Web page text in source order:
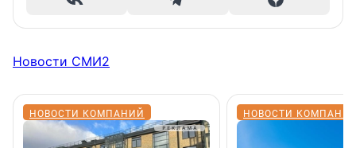
Новости СМИ2
НОВОСТИ КОМПАНИЙ НОВОСТИ